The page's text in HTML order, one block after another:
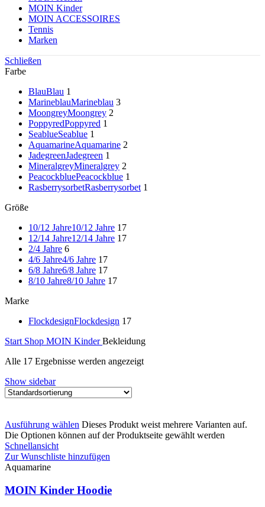
MOIN Kinder
MOIN ACCESSOIRES
Tennis
Marken
Schließen
Farbe
BlauBlau 1
MarineblauMarineblau 3
MoongreyMoongrey 2
PoppyredPoppyred 1
SeablueSeablue 1
AquamarineAquamarine 2
JadegreenJadegreen 1
MineralgreyMineralgrey 2
PeacockbluePeacockblue 1
RasberrysorbetRasberrysorbet 1
Größe
10/12 Jahre10/12 Jahre 17
12/14 Jahre12/14 Jahre 17
2/4 Jahre 6
4/6 Jahre4/6 Jahre 17
6/8 Jahre6/8 Jahre 17
8/10 Jahre8/10 Jahre 17
Marke
FlockdesignFlockdesign 17
Start Shop MOIN KinderBekleidung
Alle 17 Ergebnisse werden angezeigt
Show sidebar
Ausführung wählen Dieses Produkt weist mehrere Varianten auf.
Die Optionen können auf der Produktseite gewählt werden
Schnellansicht
Zur Wunschliste hinzufügen
Aquamarine
MOIN Kinder Hoodie